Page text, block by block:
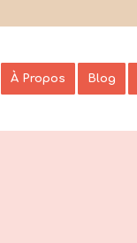
À Propos Blog